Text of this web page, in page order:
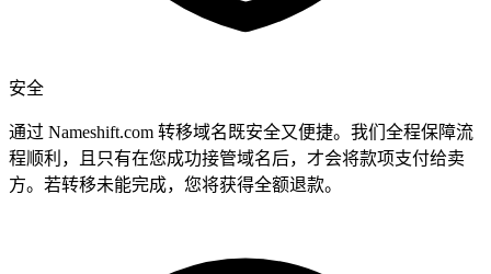
安全
通过 Nameshift.com 转移域名既安全又便捷。我们全程保障流
程顺利，且只有在您成功接管域名后，才会将款项支付给卖
方。若转移未能完成，您将获得全额退款。